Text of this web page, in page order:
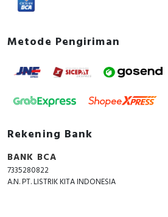
Metode Pengiriman
Rekening Bank
BANK BCA
7335280822
A.N. PT. LISTRIK KITA INDONESIA